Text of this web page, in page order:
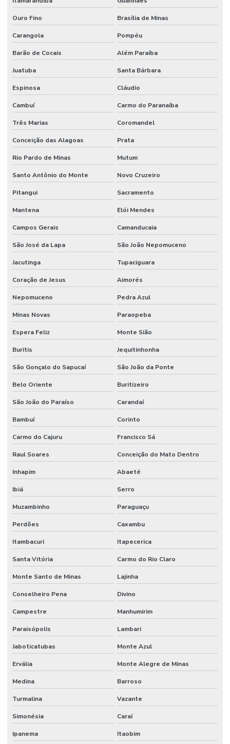
Ouro Fino Brasília de Minas
Carangola Pompéu
Barão de Cocais Além Paraíba
Juatuba Santa Bárbara
Espinosa Cláudio
Cambuí Carmo do Paranaíba
Três Marias Coromandel
Conceição das Alagoas Prata
Rio Pardo de Minas Mutum
Santo Antônio do Monte Novo Cruzeiro
Pitangui Sacramento
Mantena Elói Mendes
Campos Gerais Camanducaia
São José da Lapa São João Nepomuceno
Jacutinga Tupaciguara
Coração de Jesus Aimorés
Nepomuceno Pedra Azul
Minas Novas Paraopeba
Espera Feliz Monte Sião
Buritis Jequitinhonha
São Gonçalo do Sapucaí São João da Ponte
Belo Oriente Buritizeiro
São João do Paraíso Carandaí
Bambuí Corinto
Carmo do Cajuru Francisco Sá
Raul Soares Conceição do Mato Dentro
Inhapim Abaeté
Ibiá Serro
Muzambinho Paraguaçu
Perdões Caxambu
Itambacuri Itapecerica
Santa Vitória Carmo do Rio Claro
Monte Santo de Minas Lajinha
Conselheiro Pena Divino
Campestre Manhumirim
Paraisópolis Lambari
Jaboticatubas Monte Azul
Ervália Monte Alegre de Minas
Medina Barroso
Turmalina Vazante
Simonésia Caraí
Ipanema Itaobim